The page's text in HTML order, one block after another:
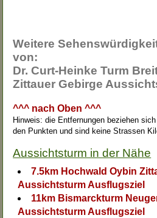
Weitere
von:
Dr. Curt-Heinke Turm
Zittauer Gebirge
^^^ nach Oben ^^^
Hinweis: die Entfernungen beziehen
den Punkten und sind keine Strassen
Aussichtsturm in der Nähe
7.5km Hochwald Oybin
Aussichtsturm Ausflugsziel
11km Bismarckturm
Aussichtsturm Ausflugsziel